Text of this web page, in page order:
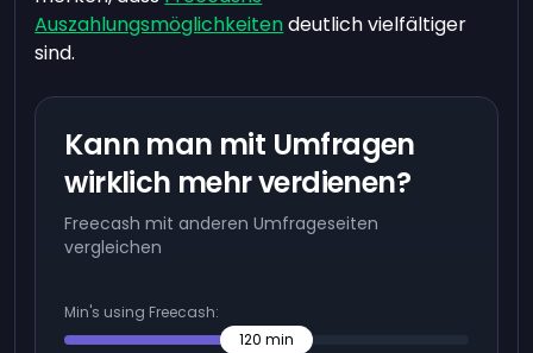
Auszahlungsmöglichkeitendeutlich vielfältiger
sind.
Kann man mit Umfragen
wirklich mehr verdienen?
Freecash mit anderen Umfrageseiten
vergleichen
Min's using Freecash:
120 min